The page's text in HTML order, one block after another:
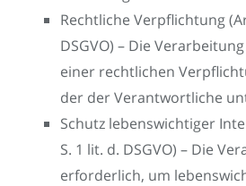
Rechtliche Verpflichtung
DSGVO) – Die
einer rechtlichen
der der Verantwortliche
Schutz lebenswichtiger
S. 1 lit. d. DSGVO) – Die
erforderlich, um